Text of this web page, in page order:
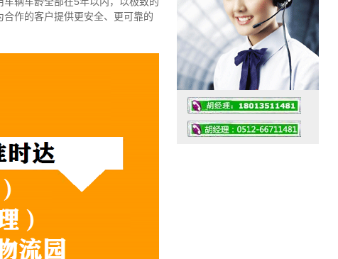
作的客户提供更安全、更可靠的